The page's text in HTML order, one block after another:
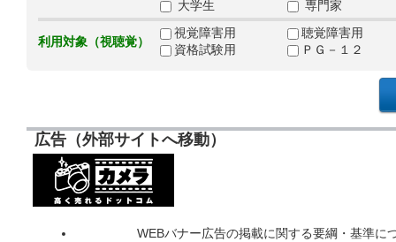
大学生
専門家
利用対象（視聴覚）
視覚障害用
聴覚障害用
資格試験用
ＰＧ－１２
広告（外部サイトへ移動）
WEBバナー広告の掲載に関する要綱・基準に